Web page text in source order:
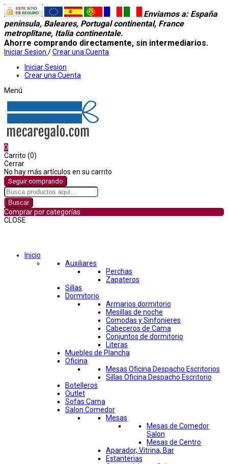
Enviamos a: España
peninsula, Baleares, Portugal continental, France
metroplitane, Italia continentale.
Ahorre comprando directamente, sin intermediarios.
Iniciar Sesion /Crear una Cuenta
Iniciar Sesion
Crear una Cuenta
Menú
0
Carrito (0)
Cerrar
No hay más artículos en su carrito
Seguir comprando
Buscar
Comprar por categorías
CLOSE
Inicio
Auxiliares
Perchas
Zapateros
Sillas
Dormitorio
Armarios dormitorio
Mesillas de noche
Comodas y Sinfonieres
Cabeceros de Cama
Conjuntos de dormitorio
Literas
Muebles de Plancha
Oficina
Mesas Oficina Despacho Escritorios
Sillas Oficina Despacho Escritorio
Botelleros
Outlet
Sofas Cama
Salon Comedor
Mesas
Mesas de Comedor
Salon
Mesas de Centro
Aparador, Vitrina, Bar
Estanterias